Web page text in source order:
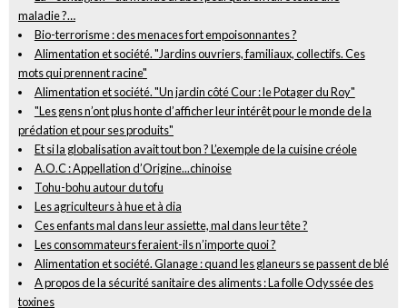
maladie ?…
Bio-terrorisme : des menaces fort empoisonnantes ?
Alimentation et société. "Jardins ouvriers, familiaux, collectifs. Ces
mots qui prennent racine"
Alimentation et société. "Un jardin côté Cour : le Potager du Roy"
"Les gens n’ont plus honte d’afficher leur intérêt pour le monde de la
prédation et pour ses produits"
Et si la globalisation avait tout bon ? L’exemple de la cuisine créole
A.O.C : Appellation d’Origine...chinoise
Tohu-bohu autour du tofu
Les agriculteurs à hue et à dia
Ces enfants mal dans leur assiette, mal dans leur tête ?
Les consommateurs feraient-ils n’importe quoi ?
Alimentation et société. Glanage : quand les glaneurs se passent de blé
A propos de la sécurité sanitaire des aliments : La folle Odyssée des
toxines